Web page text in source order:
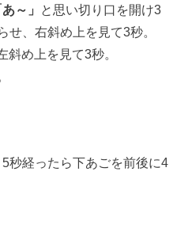
あ～」 と思い切り口を開け3
せ、右斜め上を見て3秒。
め上を見て3秒。
秒経ったら下あごを前後に4